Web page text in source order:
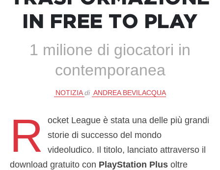
IN FREE TO PLAY
1 milione di giocatori in
contemporanea
NOTIZIA di ANDREA BEVILACQUA
R
ocket League è stata una delle più grandi
storie di successo del mondo
videoludico. Il titolo, lanciato attraverso il
download gratuito con PlayStation Plus oltre